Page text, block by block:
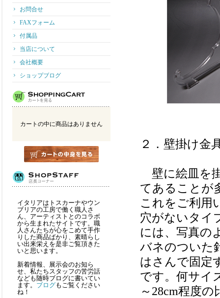
お問合せ
FAXフォーム
付属品
当店について
会社概要
ショップブログ
カートの中に商品はありません
イタリアはトスカーナやウン
ブリアの工房で働く職人さ
ん、アーティストとのコラボ
から生まれたサイトです。職
人さんたちが心をこめて手作
りした商品ばかり、素晴らし
い出来栄えを是非ご覧頂きた
いと思います。
新着情報、展示会のお知ら
せ、私たちスタッフの苦労話
なども随時ブログに書いてい
ます。 ブログもご覧ください
ね！
２．壁掛け
壁に絵皿を
てあることが
これをご利用
穴がないタイ
には、写真の
バネのついた
はさんで固定
です。何サイ
～28cm程度の